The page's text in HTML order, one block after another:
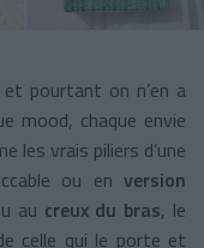
pourtant on n’en a
mood, chaque envie
les vrais piliers d’une
ou en version
au creux du bras, le
celle qui le porte et